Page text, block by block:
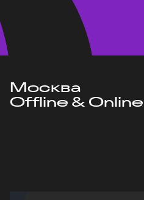
Москва
Offline & Online